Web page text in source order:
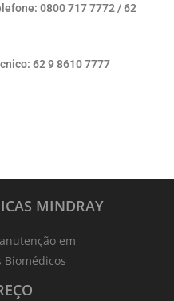
0800 717 7772 / 62
62 9 8610 7777
MINDRAY
_______
em
Biomédicos